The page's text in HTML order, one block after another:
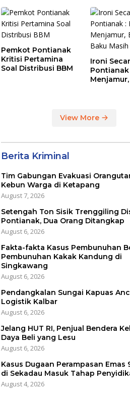
PLBN Entikong
Pemkot Pontianak
Kritisi Pertamina
Soal Distribusi BBM
Ironi
Pontianak
View More
Berita Kriminal
Tim Gabungan Evakuasi
Kebun Warga di Ketapang
August 7, 2026
Setengah Ton Sisik Trenggiling
Pontianak, Dua Orang Ditangkap
August 6, 2026
Fakta-fakta Kasus Pembunuhan
Pembunuhan Kakak Kandung di
Singkawang
August 6, 2026
Pendangkalan Sungai Kapuas
Logistik Kalbar
August 6, 2026
Jelang HUT RI, Penjual Bendera
Daya Beli yang Lesu
August 6, 2026
Kasus Dugaan Perampasan Emas
di Sekadau Masuk Tahap
August 4, 2026